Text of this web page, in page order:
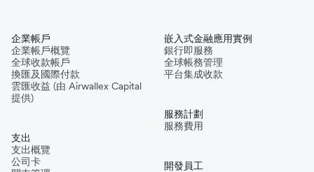
企業帳戶
企業帳戶概覽
全球收款帳戶
換匯及國際付款
雲匯收益 (由 Airwallex Capital
提供)
支出
支出概覽
公司卡
嵌入式金融應用實例
銀行即服務
全球帳務管理
平台集成收款
服務計劃
服務費用
開發員工